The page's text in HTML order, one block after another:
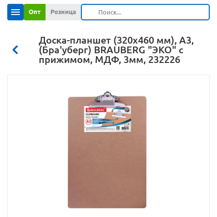
Опт Розница
Доска-планшет (320х460 мм), А3,
(Бра'уберг) BRAUBERG "ЭКО" с
прижимом, МДФ, 3мм, 232226